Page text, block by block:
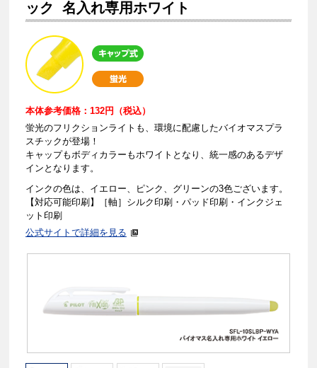
ック 名入れ専用ホワイト
本体参考価格：132円（税込）
蛍光のフリクションライトも、環境に配慮したバイオマスプラ
スチックが登場！
キャップもボディカラーもホワイトとなり、統一感のあるデザ
インとなります。
インクの色は、イエロー、ピンク、グリーンの3色ございます。
【対応可能印刷】［軸］シルク印刷・パッド印刷・インクジェ
ット印刷
公式サイトで詳細を見る